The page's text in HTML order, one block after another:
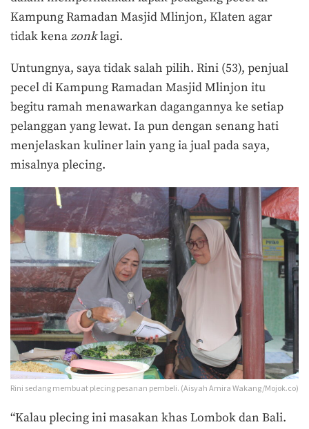
Kampung Ramadan Masjid Mlinjon, Klaten agar
tidak kenazonklagi.
Untungnya, saya tidak salah pilih. Rini (53), penjual
pecel di Kampung Ramadan Masjid Mlinjon itu
begitu ramah menawarkan dagangannya ke setiap
pelanggan yang lewat. Ia pun dengan senang hati
menjelaskan kuliner lain yang ia jual pada saya,
misalnya plecing.
Rini sedang membuat plecing pesanan pembeli. (Aisyah Amira Wakang/Mojok.co)
“Kalau plecing ini masakan khas Lombok dan Bali.